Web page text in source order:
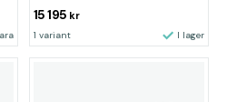
15 195 kr
1 variant I lager